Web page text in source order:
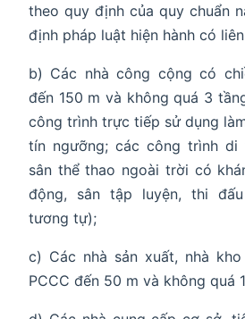
theo quy định của quy chuẩn
định pháp luật hiện hành có
b) Các nhà công cộng có
đến 150 m và không quá 3
công trình trực tiếp sử dụng
tín ngưỡng; các công trình di
sân thể thao ngoài trời có
động, sân tập luyện, thi
tương tự);
c) Các nhà sản xuất, nhà
PCCC đến 50 m và không quá